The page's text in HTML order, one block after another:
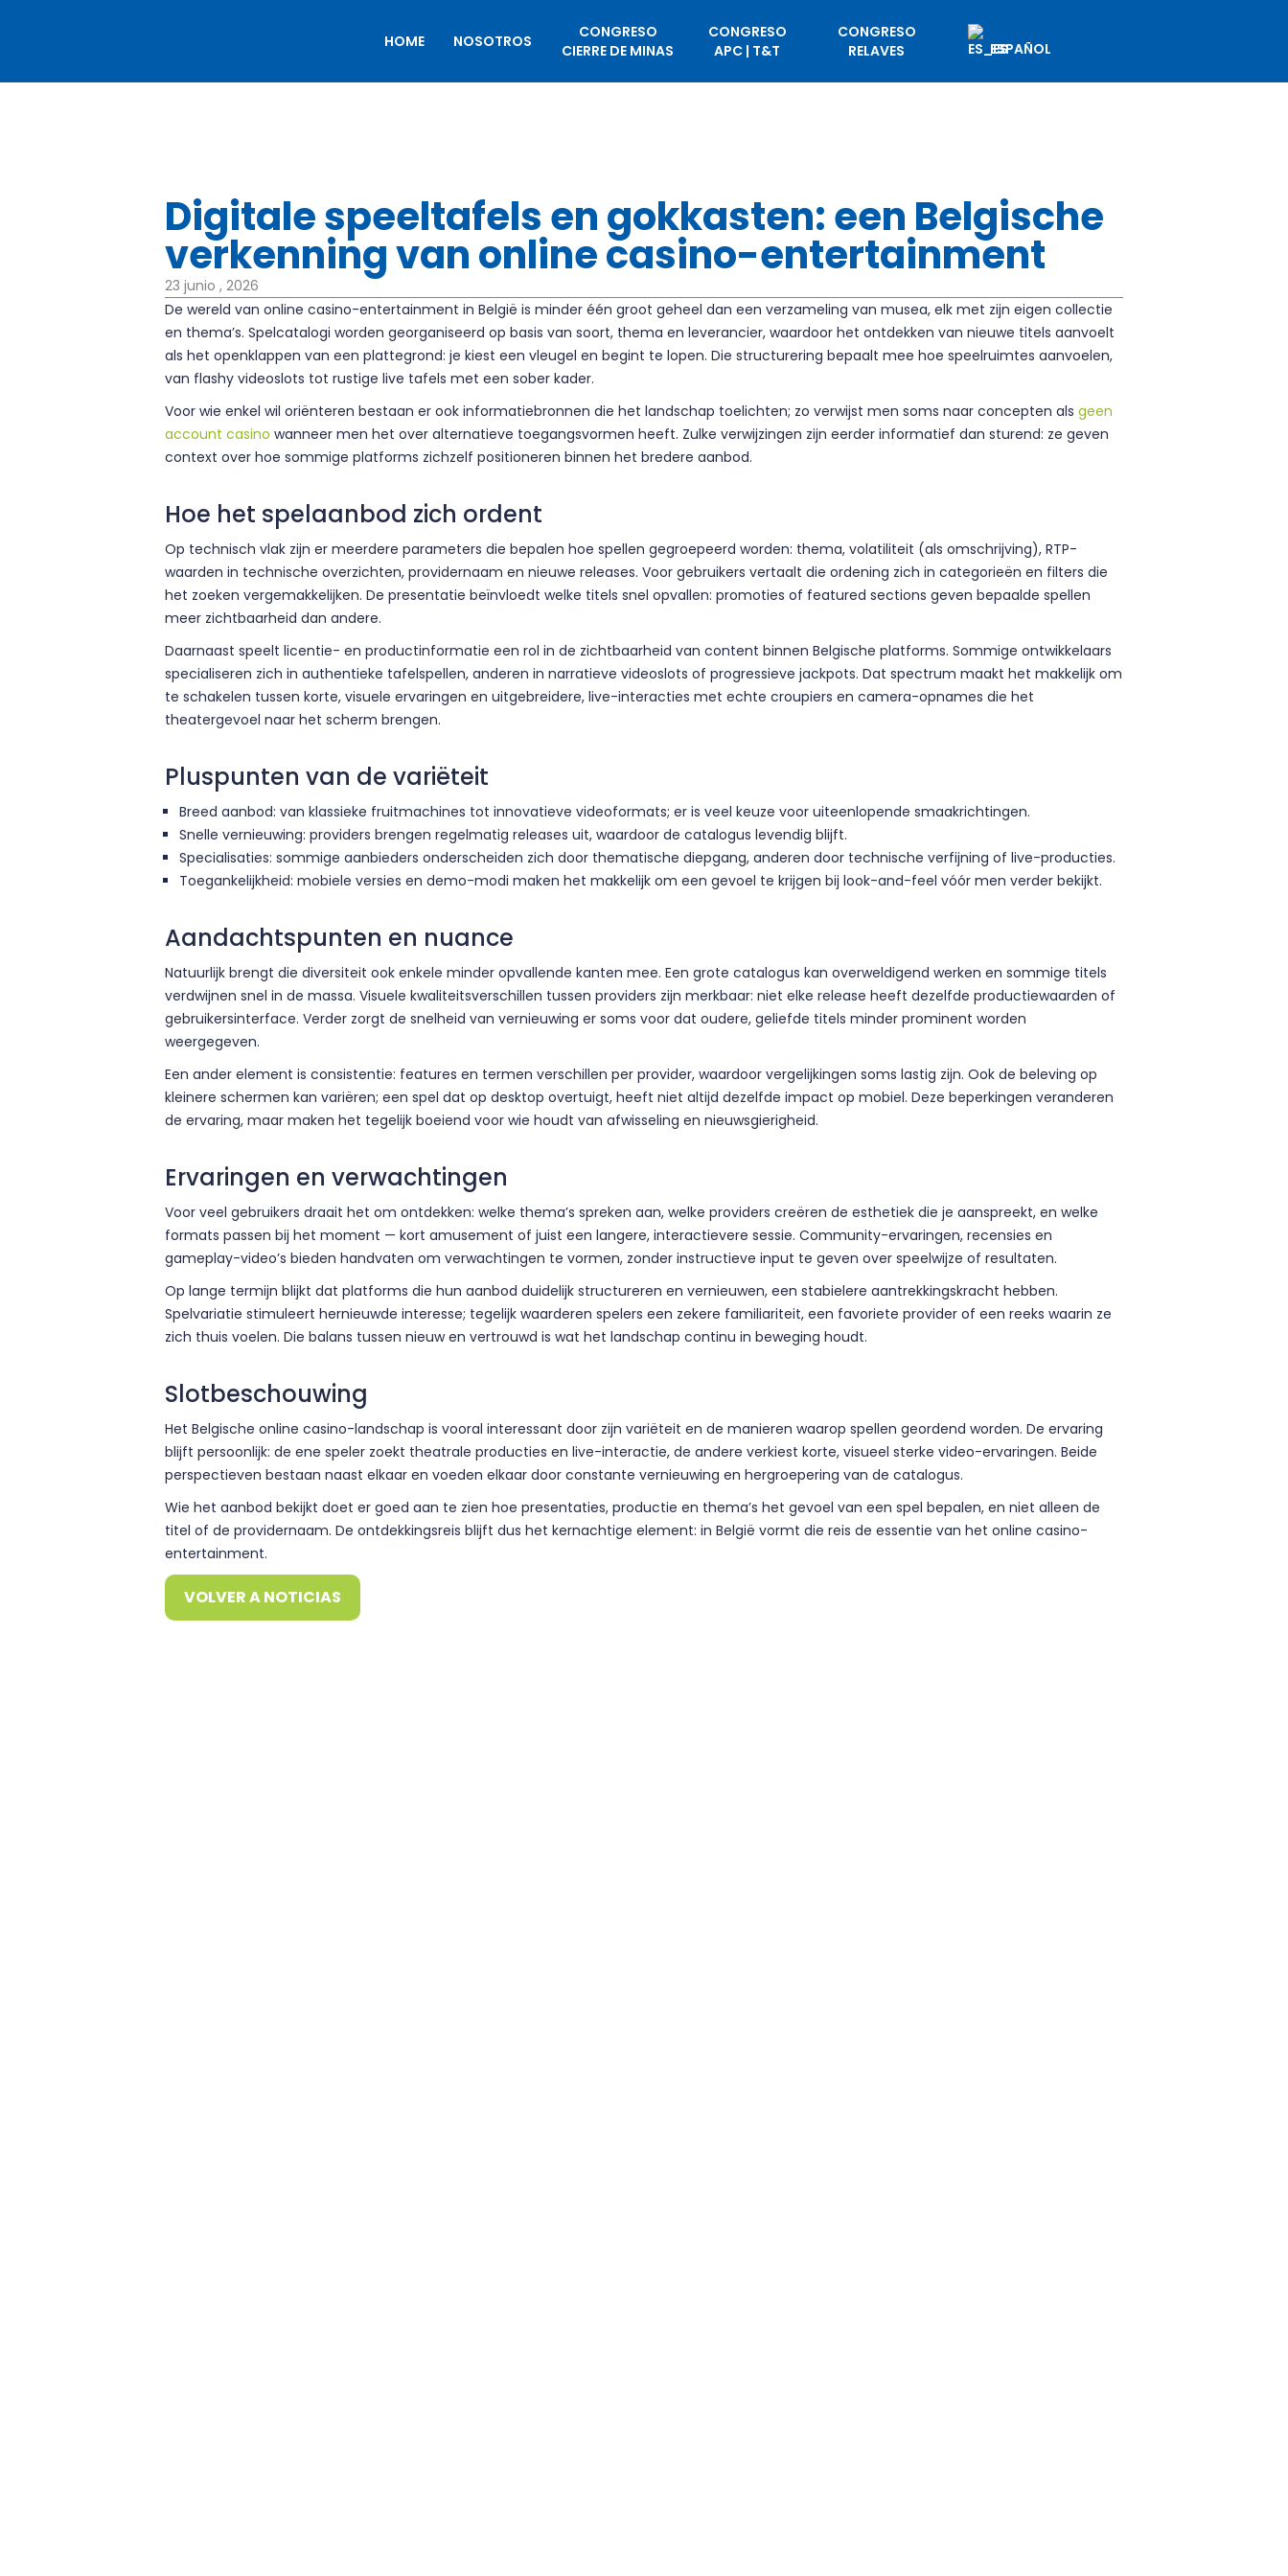
HOME NOSOTROS
CONGRESO
CIERRE DE MINAS
CONGRESO
APC | T&T
CONGRESO
RELAVES
ESPAÑOL
Digitale speeltafels en gokkasten: een Belgische
verkenning van online casino-entertainment
23 junio , 2026
De wereld van online casino-entertainment in België is minder één groot geheel dan een verzameling van musea, elk met zijn eigen collectie
en thema’s. Spelcatalogi worden georganiseerd op basis van soort, thema en leverancier, waardoor het ontdekken van nieuwe titels aanvoelt
als het openklappen van een plattegrond: je kiest een vleugel en begint te lopen. Die structurering bepaalt mee hoe speelruimtes aanvoelen,
van flashy videoslots tot rustige live tafels met een sober kader.
Voor wie enkel wil oriënteren bestaan er ook informatiebronnen die het landschap toelichten; zo verwijst men soms naar concepten als geen
account casino wanneer men het over alternatieve toegangsvormen heeft. Zulke verwijzingen zijn eerder informatief dan sturend: ze geven
context over hoe sommige platforms zichzelf positioneren binnen het bredere aanbod.
Hoe het spelaanbod zich ordent
Op technisch vlak zijn er meerdere parameters die bepalen hoe spellen gegroepeerd worden: thema, volatiliteit (als omschrijving), RTP-
waarden in technische overzichten, providernaam en nieuwe releases. Voor gebruikers vertaalt die ordening zich in categorieën en filters die
het zoeken vergemakkelijken. De presentatie beïnvloedt welke titels snel opvallen: promoties of featured sections geven bepaalde spellen
meer zichtbaarheid dan andere.
Daarnaast speelt licentie- en productinformatie een rol in de zichtbaarheid van content binnen Belgische platforms. Sommige ontwikkelaars
specialiseren zich in authentieke tafelspellen, anderen in narratieve videoslots of progressieve jackpots. Dat spectrum maakt het makkelijk om
te schakelen tussen korte, visuele ervaringen en uitgebreidere, live-interacties met echte croupiers en camera-opnames die het
theatergevoel naar het scherm brengen.
Pluspunten van de variëteit
Breed aanbod: van klassieke fruitmachines tot innovatieve videoformats; er is veel keuze voor uiteenlopende smaakrichtingen.
Snelle vernieuwing: providers brengen regelmatig releases uit, waardoor de catalogus levendig blijft.
Specialisaties: sommige aanbieders onderscheiden zich door thematische diepgang, anderen door technische verfijning of live-producties.
Toegankelijkheid: mobiele versies en demo-modi maken het makkelijk om een gevoel te krijgen bij look-and-feel vóór men verder bekijkt.
Aandachtspunten en nuance
Natuurlijk brengt die diversiteit ook enkele minder opvallende kanten mee. Een grote catalogus kan overweldigend werken en sommige titels
verdwijnen snel in de massa. Visuele kwaliteitsverschillen tussen providers zijn merkbaar: niet elke release heeft dezelfde productiewaarden of
gebruikersinterface. Verder zorgt de snelheid van vernieuwing er soms voor dat oudere, geliefde titels minder prominent worden
weergegeven.
Een ander element is consistentie: features en termen verschillen per provider, waardoor vergelijkingen soms lastig zijn. Ook de beleving op
kleinere schermen kan variëren; een spel dat op desktop overtuigt, heeft niet altijd dezelfde impact op mobiel. Deze beperkingen veranderen
de ervaring, maar maken het tegelijk boeiend voor wie houdt van afwisseling en nieuwsgierigheid.
Ervaringen en verwachtingen
Voor veel gebruikers draait het om ontdekken: welke thema’s spreken aan, welke providers creëren de esthetiek die je aanspreekt, en welke
formats passen bij het moment — kort amusement of juist een langere, interactievere sessie. Community-ervaringen, recensies en
gameplay-video’s bieden handvaten om verwachtingen te vormen, zonder instructieve input te geven over speelwijze of resultaten.
Op lange termijn blijkt dat platforms die hun aanbod duidelijk structureren en vernieuwen, een stabielere aantrekkingskracht hebben.
Spelvariatie stimuleert hernieuwde interesse; tegelijk waarderen spelers een zekere familiariteit, een favoriete provider of een reeks waarin ze
zich thuis voelen. Die balans tussen nieuw en vertrouwd is wat het landschap continu in beweging houdt.
Slotbeschouwing
Het Belgische online casino-landschap is vooral interessant door zijn variëteit en de manieren waarop spellen geordend worden. De ervaring
blijft persoonlijk: de ene speler zoekt theatrale producties en live-interactie, de andere verkiest korte, visueel sterke video-ervaringen. Beide
perspectieven bestaan naast elkaar en voeden elkaar door constante vernieuwing en hergroepering van de catalogus.
Wie het aanbod bekijkt doet er goed aan te zien hoe presentaties, productie en thema’s het gevoel van een spel bepalen, en niet alleen de
titel of de providernaam. De ontdekkingsreis blijft dus het kernachtige element: in België vormt die reis de essentie van het online casino-
entertainment.
VOLVER A NOTICIAS